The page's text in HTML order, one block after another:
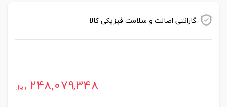
گارانتی اصالت و سلامت فیزیکی کالا
248,079,348 ریال